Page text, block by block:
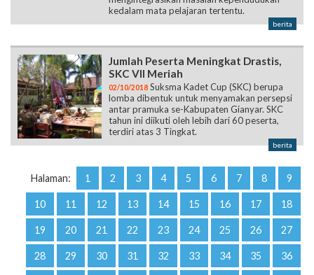
kedalam mata pelajaran tertentu.
berita
Jumlah Peserta Meningkat Drastis,
SKC VII Meriah
02/10/2018 Suksma Kadet Cup (SKC) berupa
lomba dibentuk untuk menyamakan persepsi
antar pramuka se-Kabupaten Gianyar. SKC
tahun ini diikuti oleh lebih dari 60 peserta,
terdiri atas 3 Tingkat.
berita
Halaman: 1 2 3 4 5 6 7 8 9
10 11 12 13 14 15 16 17 18
19 20 21 22 23 24 25 26 27
28 29 30 31 32 33 34 35 36